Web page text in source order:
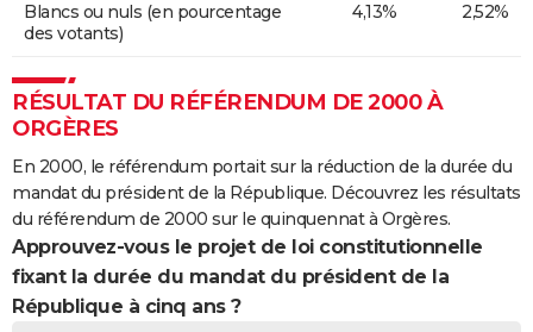
Blancs ou nuls (en pourcentage
des votants)
4,13% 2,52%
RÉSULTAT DU RÉFÉRENDUM DE 2000 À
ORGÈRES
En 2000, le référendum portait sur la réduction de la durée du
mandat du président de la République. Découvrez les résultats
du référendum de 2000 sur le quinquennat à Orgères.
Approuvez-vous le projet de loi constitutionnelle
fixant la durée du mandat du président de la
République à cinq ans ?